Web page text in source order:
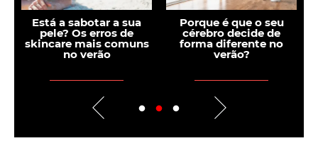
Porque é que o seu
cérebro decide de
forma diferente no
verão?
Medicina de precisão:
quando o tratamento
se ajusta ao ADN do
tumor